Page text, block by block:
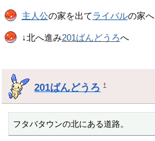
主人公の家を出てライバルの家へ
↓北へ進み201ばんどうろへ
201ばんどうろ †
フタバタウンの北にある道路。